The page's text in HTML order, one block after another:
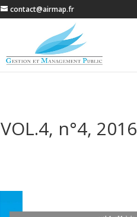
contact@airmap.fr
VOL.4, n°4, 2016